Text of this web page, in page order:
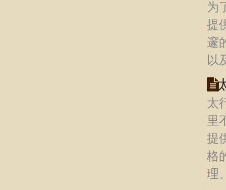
为
提
邃
以
太
里
提
格
理